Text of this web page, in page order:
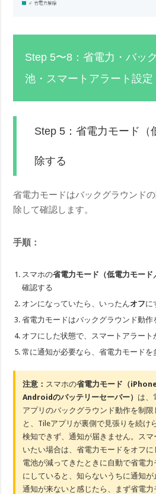
Step 5〜8：省電力・バッ
池・スマートアラート設定
Step 5：省電力モード（
除する
省電力モードはバックグラウンド
除して確認します。
手順：
スマホの省電力モード（低電力モード
確認する
オンになっていたら、いったんオフに
省電力モードはバックグラウンド動
オフにした状態で、スマートアラート
常に通知が必要なら、省電力モードを
注意： スマホの省電力モード（
Androidのバッテリーセーバー） は、
アプリのバックグラウンド動作を制
と、Tileアプリが裏側で見張りを続け
検知できず、通知が届きません。ス
いたい場合は、省電力モードをオフに
電池が減ってきたときに自動で省電
にしていると、知らないうちに通知が
通知が来ないと感じたら、まず省電